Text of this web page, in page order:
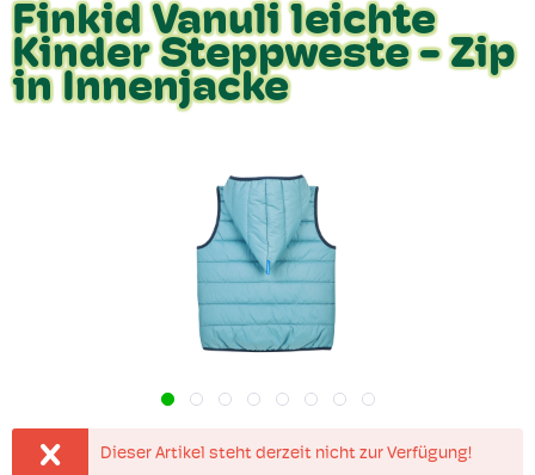
Finkid Vanuli leichte
Kinder Steppweste - Zip
in Innenjacke
Dieser Artikel steht derzeit nicht zur Verfügung!